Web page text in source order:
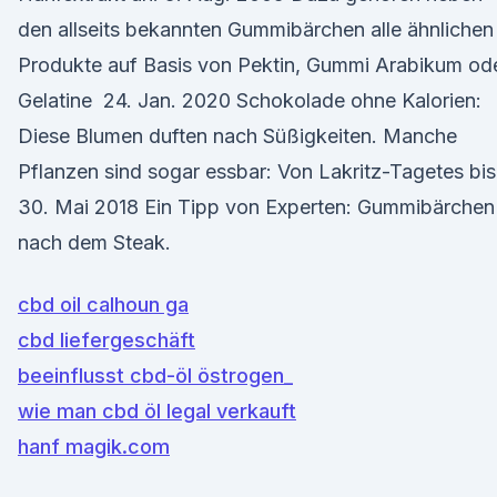
den allseits bekannten Gummibärchen alle ähnlichen
Produkte auf Basis von Pektin, Gummi Arabikum
Gelatine 24. Jan. 2020 Schokolade ohne Kalorien:
Diese Blumen duften nach Süßigkeiten. Manche
Pflanzen sind sogar essbar: Von Lakritz-Tagetes
30. Mai 2018 Ein Tipp von Experten: Gummibärchen
nach dem Steak.
cbd oil calhoun ga
cbd liefergeschäft
beeinflusst cbd-öl östrogen_
wie man cbd öl legal verkauft
hanf magik.com